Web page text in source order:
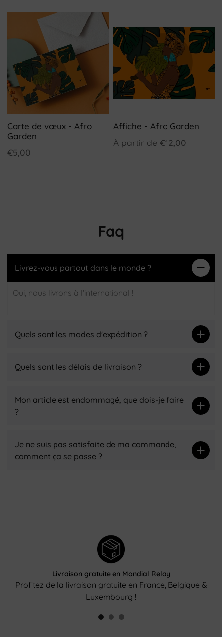
Carte de vœux - Afro
Garden
€5,00
Affiche - Afro Garden
À partir de €12,00
Faq
Livrez-vous partout dans le monde ?
Oui, nous livrons à l'international !
Quels sont les modes d'expédition ?
Quels sont les délais de livraison ?
Mon article est endommagé, que dois-je faire
?
Je ne suis pas satisfaite de ma commande,
comment ça se passe ?
Livraison gratuite en Mondial Relay
Profitez de la livraison gratuite en France, Belgique &
Luxembourg !